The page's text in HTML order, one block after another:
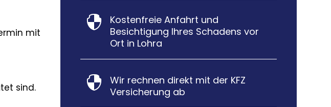
mit
sind.

Kostenfreie Anfahrt und
Besichtigung Ihres Schadens vor
Ort in Lohra

Wir rechnen direkt mit der KFZ
Versicherung ab